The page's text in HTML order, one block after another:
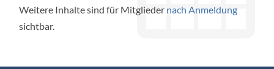
Weitere Inhalte sind für Mitglieder nach Anmeldung
sichtbar.